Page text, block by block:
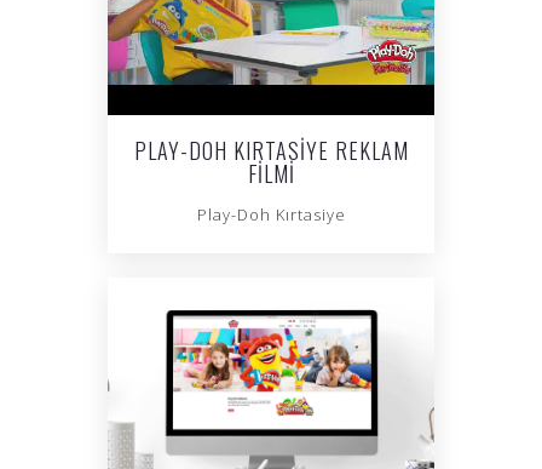
PLAY-DOH KIRTASIYE REKLAM
FILMI
Play-Doh Kırtasiye